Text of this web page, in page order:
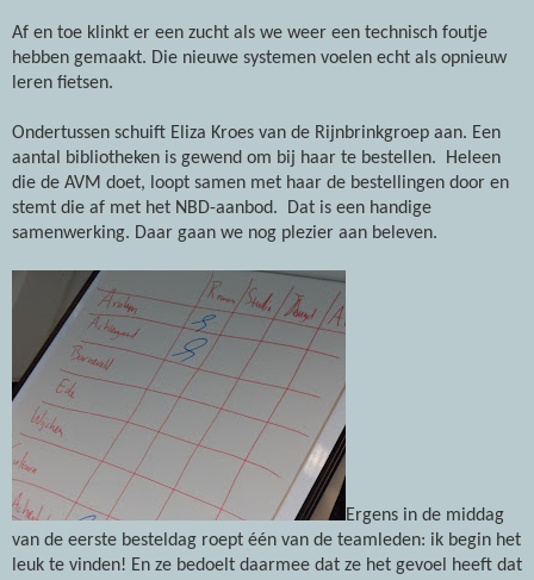
Af en toe klinkt er een zucht als we weer een technisch foutje
hebben gemaakt. Die nieuwe systemen voelen echt als opnieuw
leren fietsen.
Ondertussen schuift Eliza Kroes van de Rijnbrinkgroep aan. Een
aantal bibliotheken is gewend om bij haar te bestellen.
Heleen
die de AVM doet, loopt samen met haar de bestellingen door en
stemt die af met het NBD-aanbod.
Dat is een handige
samenwerking. Daar gaan we nog plezier aan beleven.
Ergens in de middag
van de eerste besteldag roept één van de teamleden: ik begin het
leuk te vinden! En ze bedoelt daarmee dat ze het gevoel heeft dat